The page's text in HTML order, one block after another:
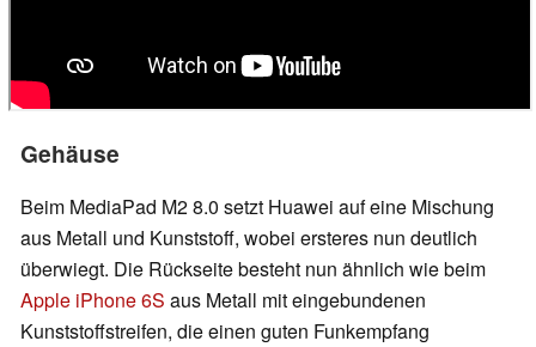
Gehäuse
Beim MediaPad M2 8.0 setzt Huawei auf eine Mischung
aus Metall und Kunststoff, wobei ersteres nun deutlich
überwiegt. Die Rückseite besteht nun ähnlich wie beim
Apple iPhone 6S aus Metall mit eingebundenen
Kunststoffstreifen, die einen guten Funkempfang